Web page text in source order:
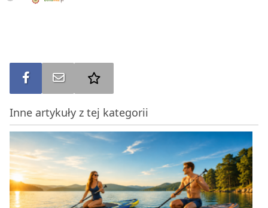
Udostępnij na FBWyślij na e-mail
Inne artykuły z tej kategorii